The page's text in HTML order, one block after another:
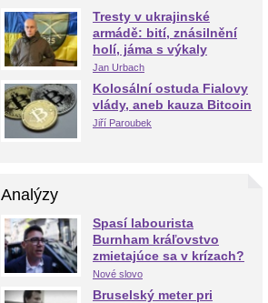
Tresty v ukrajinské
armádě: bití, znásilnění
holí, jáma s výkaly
Jan Urbach
Kolosální ostuda Fialovy
vlády, aneb kauza Bitcoin
Jiří Paroubek
Analýzy
Spasí labourista
Burnham kráľovstvo
zmietajúce sa v krízach?
Nové slovo
Bruselský meter pri